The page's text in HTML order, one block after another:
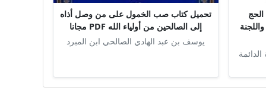
تحميل كتاب صب الخمول على من وصل أذاه
إلى الصالحين من أولياء الله PDF مجانا
يوسف بن عبد الهادي الصالحي ابن المبرد